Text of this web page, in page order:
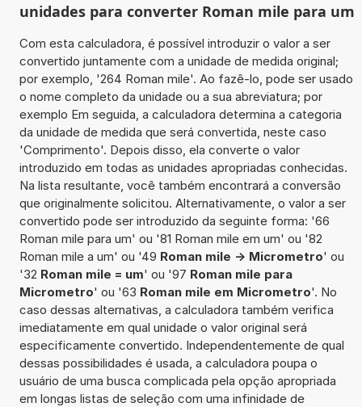
unidades para converter Roman mile para um
Com esta calculadora, é possível introduzir o valor a ser
convertido juntamente com a unidade de medida original;
por exemplo, '264 Roman mile'. Ao fazê-lo, pode ser usado
o nome completo da unidade ou a sua abreviatura; por
exemplo Em seguida, a calculadora determina a categoria
da unidade de medida que será convertida, neste caso
'Comprimento'. Depois disso, ela converte o valor
introduzido em todas as unidades apropriadas conhecidas.
Na lista resultante, você também encontrará a conversão
que originalmente solicitou. Alternativamente, o valor a ser
convertido pode ser introduzido da seguinte forma: '66
Roman mile para um' ou '81 Roman mile em um' ou '82
Roman mile a um' ou '49 Roman mile -> Micrometro' ou
'32 Roman mile = um' ou '97 Roman mile para
Micrometro' ou '63 Roman mile em Micrometro'. No
caso dessas alternativas, a calculadora também verifica
imediatamente em qual unidade o valor original será
especificamente convertido. Independentemente de qual
dessas possibilidades é usada, a calculadora poupa o
usuário de uma busca complicada pela opção apropriada
em longas listas de seleção com uma infinidade de